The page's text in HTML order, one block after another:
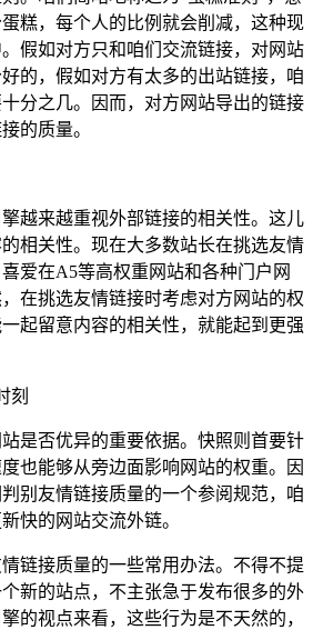
糕，每个人的比例就会削减，这种现
假如对方只和咱们交流链接，对网站
的，假如对方有太多的出站链接，咱
分之几。因而，对方网站导出的链接
的质量。
越来越重视外部链接的相关性。这儿
相关性。现在大多数站长在挑选友情
爱在A5等高权重网站和各种门户网
在挑选友情链接时考虑对方网站的权
起留意内容的相关性，就能起到更强
刻
是否优异的重要依据。快照则首要针
也能够从旁边面影响网站的权重。因
别友情链接质量的一个参阅规范，咱
快的网站交流外链。
链接质量的一些常用办法。不得不提
新的站点，不主张急于发布很多的外
的视点来看，这些行为是不天然的，